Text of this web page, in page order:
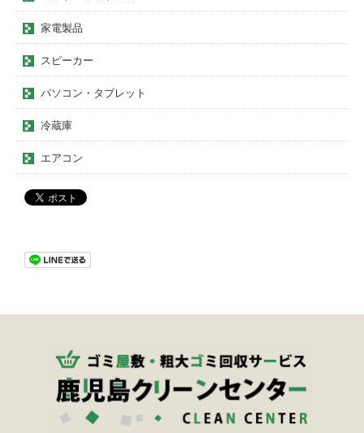
家電製品
スピーカー
パソコン・タブレット
冷蔵庫
エアコン